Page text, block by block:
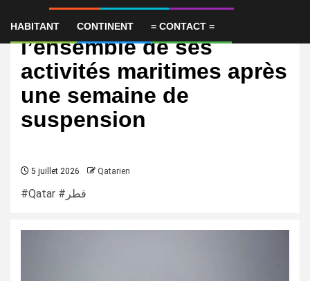
HABITANT CONTINENT = CONTACT =
Le Qatar reprend
l’ensemble de ses
activités maritimes après
une semaine de
suspension
5 juillet 2026 Qatarien
#Qatar #قطر